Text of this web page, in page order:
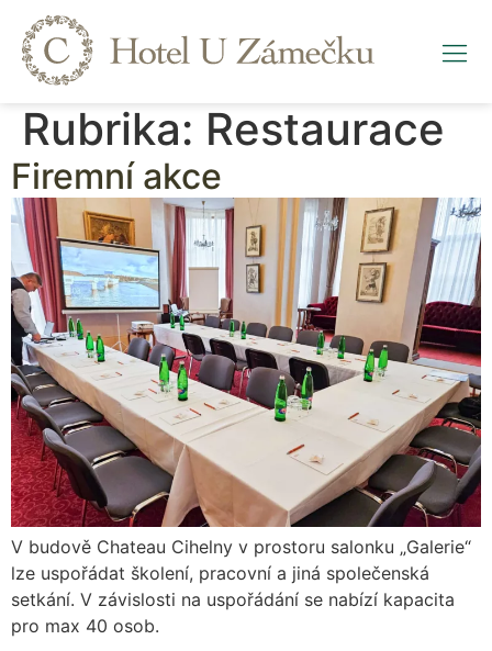
Rubrika: Restaurace
Firemní akce
V budově Chateau Cihelny v prostoru salonku „Galerie“
lze uspořádat školení, pracovní a jiná společenská
setkání. V závislosti na uspořádání se nabízí kapacita
pro max 40 osob.